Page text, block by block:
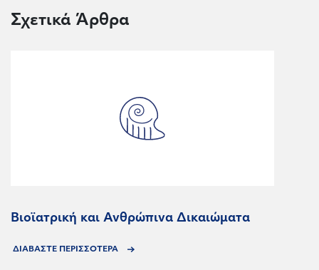
Σχετικά Άρθρα
Βιοϊατρική και Ανθρώπινα Δικαιώματα
ΔΙΑΒΑΣΤΕ ΠΕΡΙΣΣΟΤΕΡΑ